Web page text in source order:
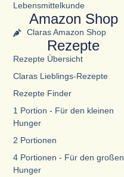
Lebensmittelkunde
Amazon Shop
Claras Amazon Shop
Rezepte
Rezepte Übersicht
Claras Lieblings-Rezepte
Rezepte Finder
1 Portion - Für den kleinen
Hunger
2 Portionen
4 Portionen - Für den großen
Hunger